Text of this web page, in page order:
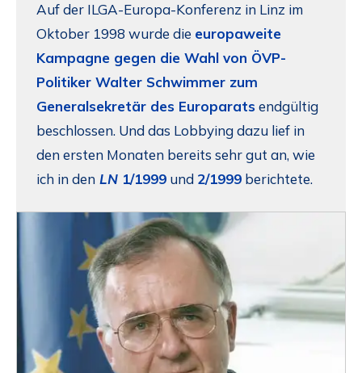
Auf der ILGA-Europa-Konferenz in Linz im
Oktober 1998 wurde die europaweite
Kampagne gegen die Wahl von ÖVP-
Politiker Walter Schwimmer zum
Generalsekretär des Europarats endgültig
beschlossen. Und das Lobbying dazu lief in
den ersten Monaten bereits sehr gut an, wie
ich in den LN 1/1999 und 2/1999 berichtete.